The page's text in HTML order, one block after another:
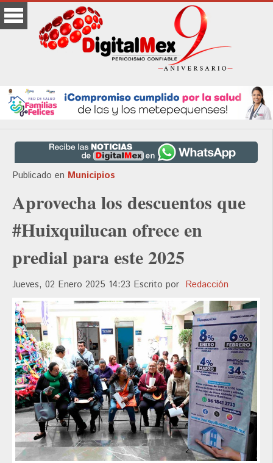
Publicado en Municipios
Aprovecha los descuentos que
#Huixquilucan ofrece en
predial para este 2025
Jueves, 02 Enero 2025 14:23 Escrito por Redacción